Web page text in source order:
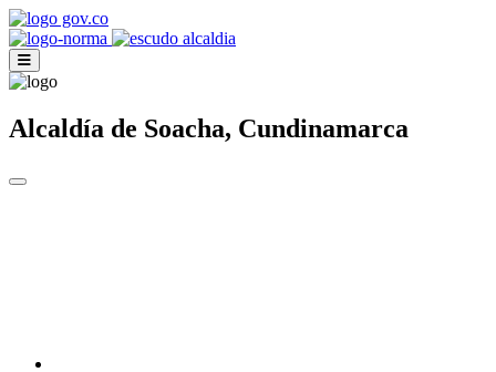
Alcaldía de Soacha, Cundinamarca